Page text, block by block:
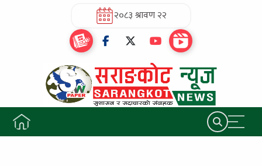
२०८३ श्रावण २२